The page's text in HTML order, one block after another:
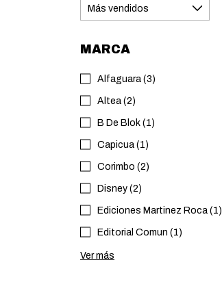
MARCA
Alfaguara (3)
Altea (2)
B De Blok (1)
Capicua (1)
Corimbo (2)
Disney (2)
Ediciones Martinez Roca (1)
Editorial Comun (1)
Ver más